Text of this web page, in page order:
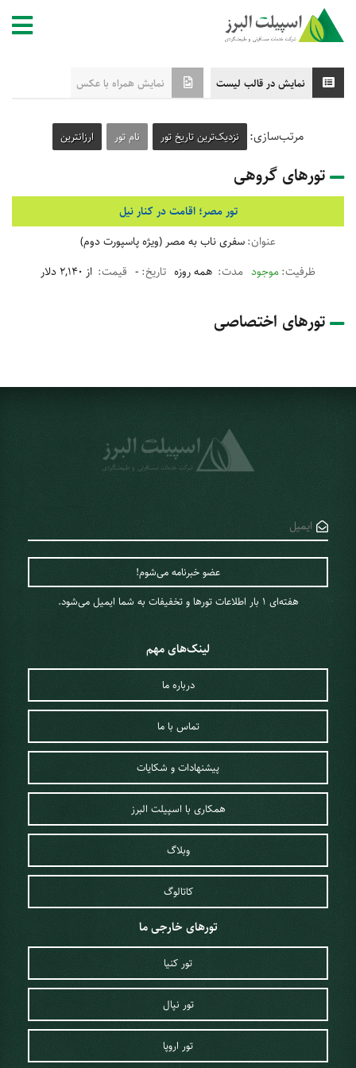
نمایش در قالب لیست نمایش همراه با عکس
مرتب‌سازی: نزدیک‌ترین تاریخ تور نام تور ارزانترین
تورهای گروهی
تور مصر؛ اقامت در کنار نیل
سفری ناب به مصر (ویژه پاسپورت دوم)
موجود
همه روزه - از 2,140 دلار
تورهای اختصاصی
هفته‌ای 1 ‌بار اطلاعات تورها و تخفیفات به شما ایمیل می‌شود.
لینک‌های مهم
درباره ما
تماس با ما
پیشنهادات و شکایات
همکاری با اسپیلت البرز
وبلاگ
کاتالوگ
تورهای خارجی ما
تور کنیا
تور نپال
تور اروپا